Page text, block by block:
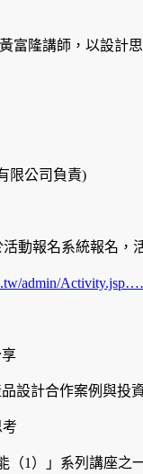
富隆講師，以設計
限公司負責)
活動報名系統報名，
admin/
設計合作案例與投
（1）」系列講座之